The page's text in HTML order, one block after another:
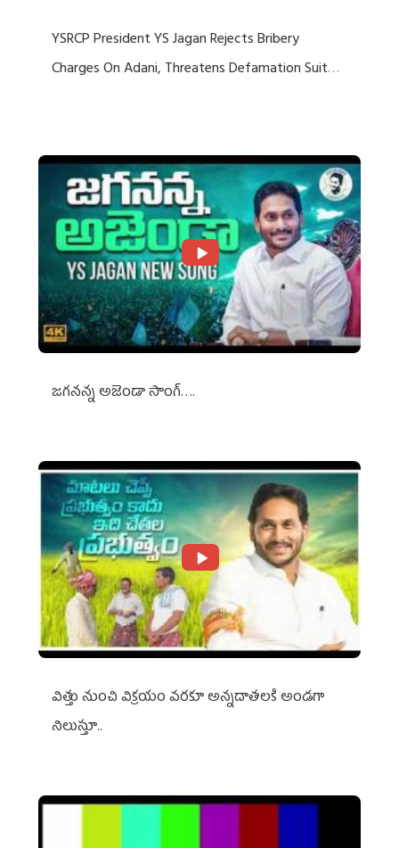
YSRCP President YS Jagan Rejects Bribery
Charges On Adani, Threatens Defamation Suit
జగనన్న అజెండా సాంగ్….
విత్తు నుంచి విక్రయం వరకూ అన్నదాతలకి అండగా
నిలుస్తూ..